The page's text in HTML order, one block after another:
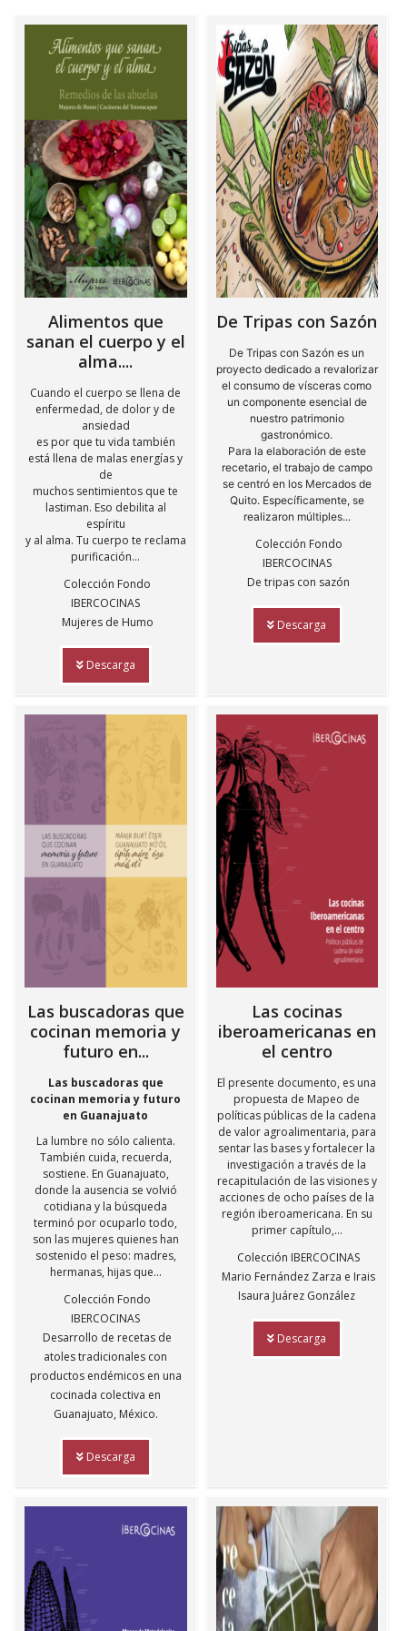
Alimentos que
sanan el cuerpo y el
alma....
Cuando el cuerpo se llena de
enfermedad, de dolor y de
ansiedad
es por que tu vida también
está llena de malas energías y
de
muchos sentimientos que te
lastiman. Eso debilita al
espíritu
y al alma. Tu cuerpo te reclama
purificación...
Colección Fondo
IBERCOCINAS
Mujeres de Humo
Descarga
De Tripas con Sazón
De Tripas con Sazón es un
proyecto dedicado a revalorizar
el consumo de vísceras como
un componente esencial de
nuestro patrimonio
gastronómico.
Para la elaboración de este
recetario, el trabajo de campo
se centró en los Mercados de
Quito. Específicamente, se
realizaron múltiples...
Colección Fondo
IBERCOCINAS
De tripas con sazón
Descarga
Las buscadoras que
cocinan memoria y
futuro en...
Las buscadoras que
cocinan memoria y futuro
en Guanajuato
La lumbre no sólo calienta.
También cuida, recuerda,
sostiene. En Guanajuato,
donde la ausencia se volvió
cotidiana y la búsqueda
terminó por ocuparlo todo,
son las mujeres quienes han
sostenido el peso: madres,
hermanas, hijas que...
Colección Fondo
IBERCOCINAS
Desarrollo de recetas de
atoles tradicionales con
productos endémicos en una
cocinada colectiva en
Guanajuato, México.
Descarga
Las cocinas
iberoamericanas en
el centro
El presente documento, es una
propuesta de Mapeo de
políticas públicas de la cadena
de valor agroalimentaria, para
sentar las bases y fortalecer la
investigación a través de la
recapitulación de las visiones y
acciones de ocho países de la
región iberoamericana. En su
primer capítulo,...
Colección IBERCOCINAS
Mario Fernández Zarza e Irais
Isaura Juárez González
Descarga